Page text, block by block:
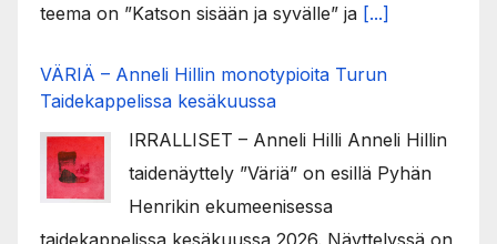
teema on ”Katson sisään ja syvälle” ja [...]
VÄRIÄ – Anneli Hillin monotypioita Turun
Taidekappelissa kesäkuussa
IRRALLISET – Anneli Hilli Anneli Hillin
taidenäyttely ”Väriä” on esillä Pyhän
Henrikin ekumeenisessa
taidekappelissa kesäkuussa 2026. Näyttelyssä on